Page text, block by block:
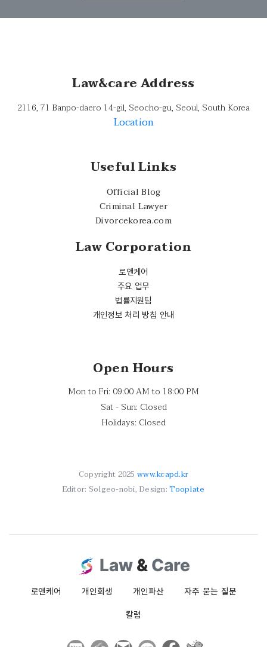
Law&care Address
2116, 71 Banpo-daero 14-gil, Seocho-gu, Seoul, South Korea
Location
Useful Links
Official Blog
Criminal Lawyer
Divorcekorea.com
Law Corporation
로앤케어
주요 업무
법률지원팀
개인정보 처리 방침 안내
Open Hours
Mon to Fri: 09:00 AM to 18:00 PM
Sat - Sun: Closed
Holidays: Closed
Copyright 2025www.kcapd.kr
Editor: Solgeo-nobi, Design:Tooplate
Law & Care
로앤케어 개인회생 개인파산 자주 묻는 질문
칼럼